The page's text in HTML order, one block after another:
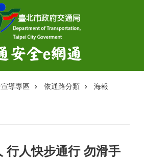
導專區 依通路分類
海報
行人快步通行 勿滑手